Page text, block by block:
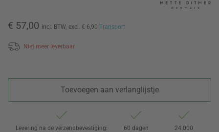
€ 57,00 incl. BTW, excl. € 6,90 Transport
Niet meer leverbaar
Toevoegen aan verlanglijstje
Levering na de verzendbevestiging:
60 dagen
24.000